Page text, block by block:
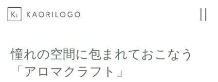
憧れの空間に包まれておこなう
「アロマクラフト」